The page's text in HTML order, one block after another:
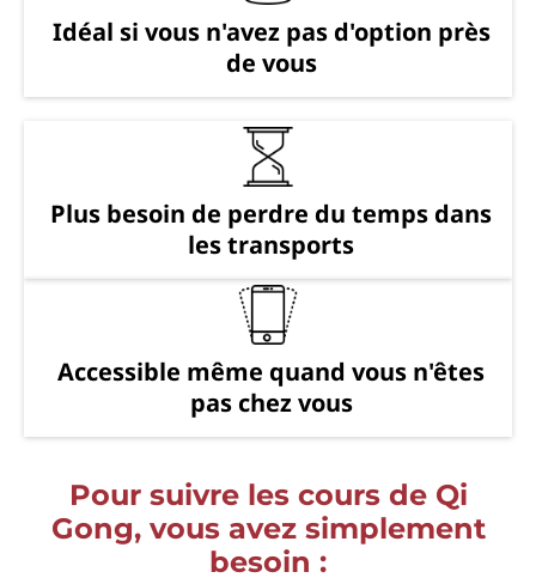
Idéal si vous n'avez pas d'option près
de vous
Plus besoin de perdre du temps dans
les transports
Accessible même quand vous n'êtes
pas chez vous
Pour suivre les cours de Qi
Gong, vous avez simplement
besoin :